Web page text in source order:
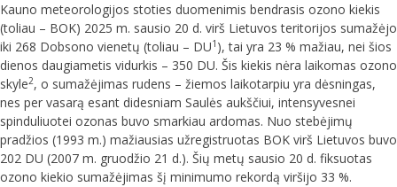
Kauno meteorologijos stoties duomenimis bendrasis ozono kiekis
(toliau – BOK) 2025 m. sausio 20 d. virš Lietuvos teritorijos sumažėjo
iki 268 Dobsono vienetų (toliau – DU1 ), tai yra 23 % mažiau, nei šios
dienos daugiametis vidurkis – 350 DU. Šis kiekis nėra laikomas ozono
skyle2, o sumažėjimas rudens – žiemos laikotarpiu yra dėsningas,
nes per vasarą esant didesniam Saulės aukščiui, intensyvesnei
spinduliuotei ozonas buvo smarkiau ardomas. Nuo stebėjimų
pradžios (1993 m.) mažiausias užregistruotas BOK virš Lietuvos buvo
202 DU (2007 m. gruodžio 21 d.). Šių metų sausio 20 d. fiksuotas
ozono kiekio sumažėjimas šį minimumo rekordą viršijo 33 %.